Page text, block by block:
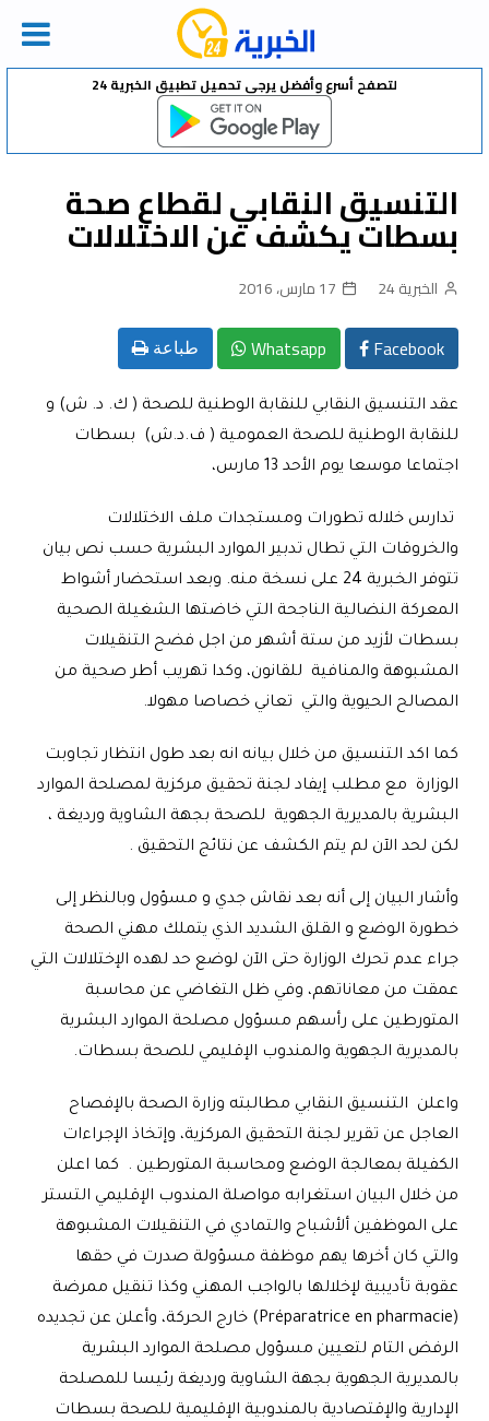
Skip
لتصفح أسرع وأفضل يرجى تحميل تطبيق الخبرية 24
التنسيق النقابي لقطاع صحة
بسطات يكشف عن الاختلالات
الخبرية 24 17 مارس، 2016
Facebook
Whatsapp طباعة
عقد التنسيق النقابي للنقابة الوطنية للصحة ( ك. د. ش) و
للنقابة الوطنية للصحة العمومية ( ف.د.ش) بسطات
اجتماعا موسعا يوم الأحد 13 مارس،
تدارس خلاله تطورات ومستجدات ملف الاختلالات
والخروقات التي تطال تدبير الموارد البشرية حسب نص بيان
تتوفر الخبرية 24 على نسخة منه. وبعد استحضار أشواط
المعركة النضالية الناجحة التي خاضتها الشغيلة الصحية
بسطات لأزيد من ستة أشهر من اجل فضح التنقيلات
المشبوهة والمنافية للقانون، وكدا تهريب أطر صحية من
المصالح الحيوية والتي تعاني خصاصا مهولا.
كما اكد التنسيق من خلال بيانه انه بعد طول انتظار تجاوبت
الوزارة مع مطلب إيفاد لجنة تحقيق مركزية لمصلحة الموارد
البشرية بالمديرية الجهوية للصحة بجهة الشاوية ورديغة ،
لكن لحد الآن لم يتم الكشف عن نتائج التحقيق .
وأشار البيان إلى أنه بعد نقاش جدي و مسؤول وبالنظر إلى
خطورة الوضع و القلق الشديد الذي يتملك مهني الصحة
جراء عدم تحرك الوزارة حتى الآن لوضع حد لهده الإختلالات التي
عمقت من معاناتهم، وفي ظل التغاضي عن محاسبة
المتورطين على رأسهم مسؤول مصلحة الموارد البشرية
بالمديرية الجهوية والمندوب الإقليمي للصحة بسطات.
واعلن التنسيق النقابي مطالبته وزارة الصحة بالإفصاح
العاجل عن تقرير لجنة التحقيق المركزية، وإتخاذ الإجراءات
الكفيلة بمعالجة الوضع ومحاسبة المتورطين . كما اعلن
من خلال البيان استغرابه مواصلة المندوب الإقليمي التستر
على الموظفين ألأشباح والتمادي في التنقيلات المشبوهة
والتي كان أخرها يهم موظفة مسؤولة صدرت في حقها
عقوبة تأديبية لإخلالها بالواجب المهني وكذا تنقيل ممرضة
(
Préparatrice en pharmacie) خارج الحركة، وأعلن عن تجديده
الرفض التام لتعيين مسؤول مصلحة الموارد البشرية
بالمديرية الجهوية بجهة الشاوية ورديغة رئيسا للمصلحة
الإدارية والإقتصادية بالمندوبية الإقليمية للصحة بسطات